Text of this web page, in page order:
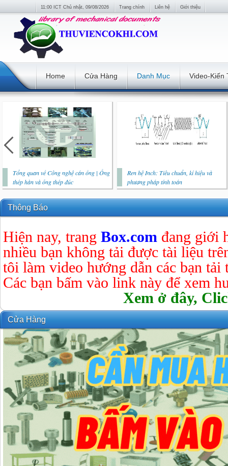
11:00 ICT Chủ nhật, 09/08/2026 Trang chính Liên hệ Giới thiệu
Home Cửa Hàng Danh Mục Video-Kiến
Tổng quan về Công nghệ cán ống | Ống
thép hàn và ống thép đúc
Ren hệ Inch: Tiêu chuẩn, kí hiệu và
phương pháp tính toán
Thông Báo
Hiện nay, trang Box.com đang giới
nhiều bạn không tải được tài liệu
tôi làm video hướng dẫn các bạn tải
Các bạn bấm vào link này để xem
Xem ở đây,
Cửa Hàng